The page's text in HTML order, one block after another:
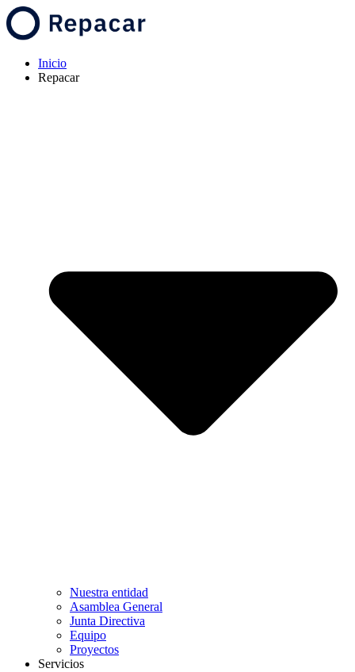
Inicio
Repacar
Nuestra entidad
Asamblea General
Junta Directiva
Equipo
Proyectos
Servicios